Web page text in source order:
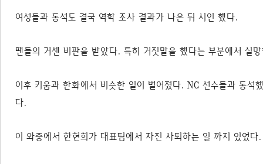
여성들과 동석도 결국 역학 조사 결과가 나온 뒤 시인 했다.
팬들의 거센 비판을 받았다. 특히 거짓말을 했다는 부분에서 실
이후 키움과 한화에서 비슷한 일이 벌어졌다. NC 선수들과 동
다.
이 와중에서 한현희가 대표팀에서 자진 사퇴하는 일 까지 있었다.